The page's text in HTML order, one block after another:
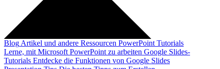
Blog Artikel und andere Ressourcen PowerPoint Tutorials
Lerne, mit Microsoft PowerPoint zu arbeiten Google Slides-
Tutorials Entdecke die Funktionen von Google Slides